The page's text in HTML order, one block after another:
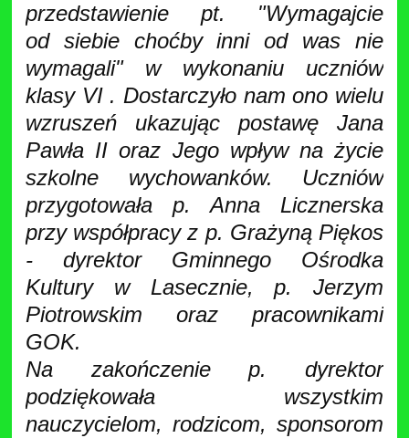
przedstawienie pt. "Wymagajcie
od siebie choćby inni od was nie
wymagali" w wykonaniu uczniów
klasy VI . Dostarczyło nam ono wielu
wzruszeń ukazując postawę Jana
Pawła II oraz Jego wpływ na życie
szkolne wychowanków. Uczniów
przygotowała p. Anna Licznerska
przy współpracy z p. Grażyną Piękos
- dyrektor Gminnego Ośrodka
Kultury w Lasecznie, p. Jerzym
Piotrowskim oraz pracownikami
GOK.
Na zakończenie p. dyrektor
podziękowała wszystkim
nauczycielom, rodzicom, sponsorom